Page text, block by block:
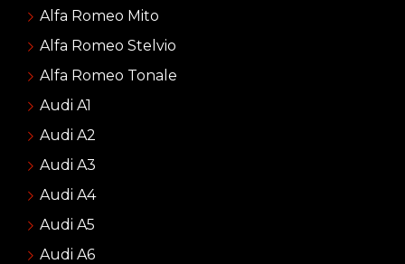
Alfa Romeo Mito
Alfa Romeo Stelvio
Alfa Romeo Tonale
Audi A1
Audi A2
Audi A3
Audi A4
Audi A5
Audi A6